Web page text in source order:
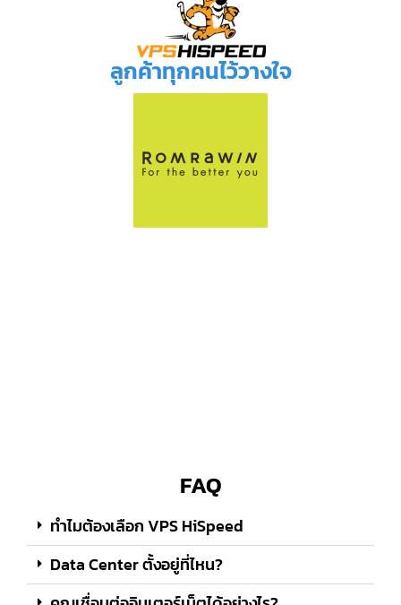
ลูกค้าทุกคนไว้วางใจ
FAQ
ทำไมต้องเลือก VPS HiSpeed
Data Center ตั้งอยู่ที่ไหน?